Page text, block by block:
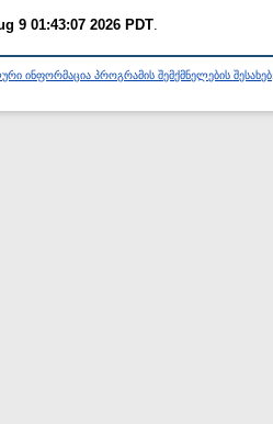
9 01:43:07 2026 PDT
ინფორმაცია პროგრამის შემქმნელების შესახებ